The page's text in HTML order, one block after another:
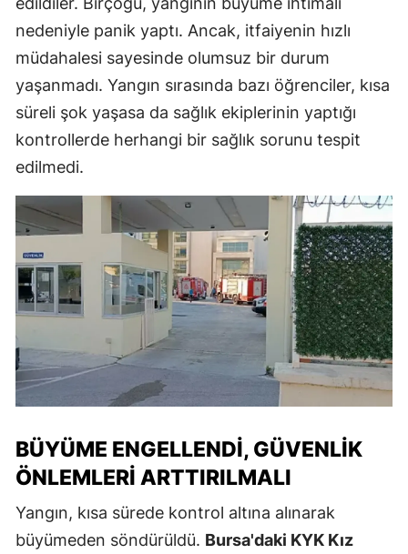
nedeniyle panik yaptı. Ancak, itfaiyenin hızlı
müdahalesi sayesinde olumsuz bir durum
yaşanmadı. Yangın sırasında bazı öğrenciler, kısa
süreli şok yaşasa da sağlık ekiplerinin yaptığı
kontrollerde herhangi bir sağlık sorunu tespit
edilmedi.
BÜYÜME ENGELLENDI, GÜVENLIK
ÖNLEMLERI ARTTIRILMALI
Yangın, kısa sürede kontrol altına alınarak
büyümeden söndürüldü. Bursa'daki KYK Kız